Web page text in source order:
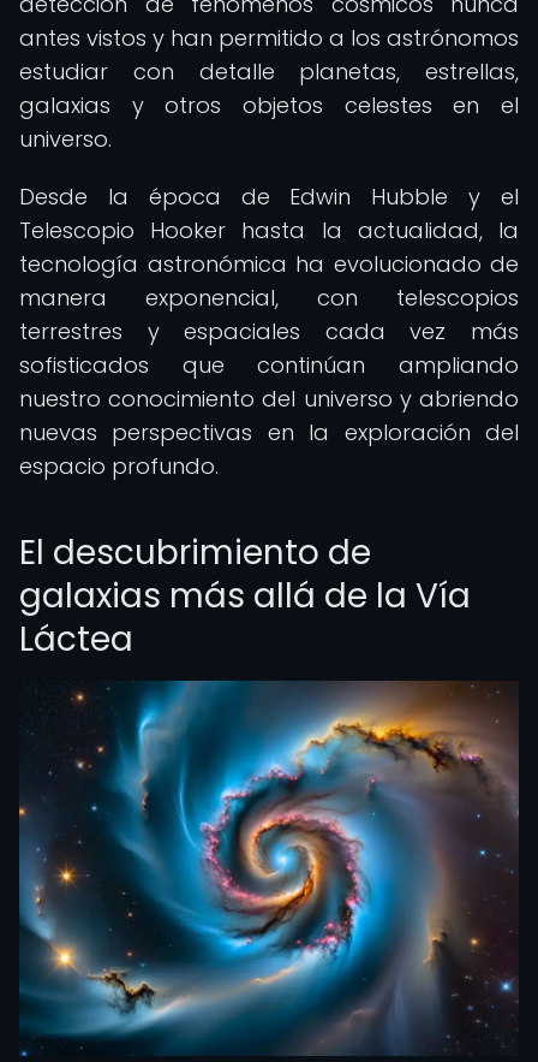
antes vistos y han permitido a los astrónomos
estudiar con detalle planetas, estrellas,
galaxias y otros objetos celestes en el
universo.
Desde la época de Edwin Hubble y el
Telescopio Hooker hasta la actualidad, la
tecnología astronómica ha evolucionado de
manera exponencial, con telescopios
terrestres y espaciales cada vez más
sofisticados que continúan ampliando
nuestro conocimiento del universo y abriendo
nuevas perspectivas en la exploración del
espacio profundo.
El descubrimiento de
galaxias más allá de la Vía
Láctea